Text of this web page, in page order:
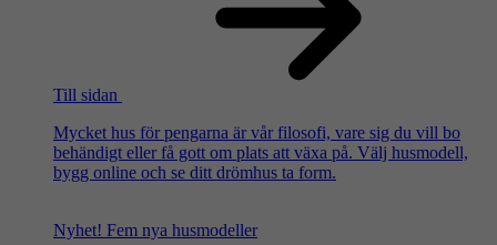
Till sidan
Mycket hus för pengarna är vår filosofi, vare sig du vill bo
behändigt eller få gott om plats att växa på. Välj husmodell,
bygg online och se ditt drömhus ta form.
Nyhet! Fem nya husmodeller